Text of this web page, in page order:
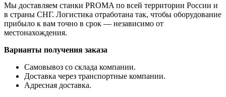
Мы доставляем станки PROMA по всей территории России и
в страны СНГ. Логистика отработана так, чтобы оборудование
прибыло к вам точно в срок — независимо от
местонахождения.
Варианты получения заказа
Самовывоз со склада компании.
Доставка через транспортные компании.
Адресная доставка.